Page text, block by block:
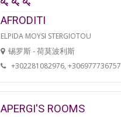
AFRODITI
ELPIDA MOYSI STERGIOTOU
锡罗斯 - 荷莫波利斯
+302281082976, +306977736757
APERGI'S ROOMS